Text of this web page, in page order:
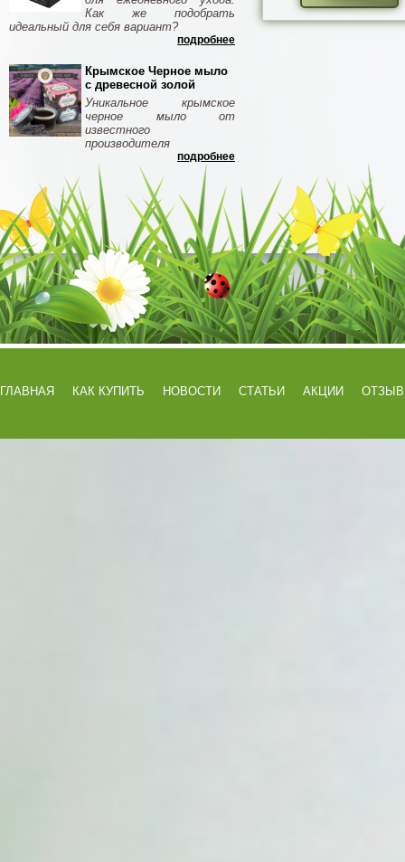
Как же подобрать
идеальный для себя вариант?
подробнее
Крымское Черное мыло
с древесной золой
Уникальное крымское
черное мыло от
известного
производителя
подробнее
ГЛАВНАЯ КАК КУПИТЬ НОВОСТИ СТАТЬИ АКЦИИ